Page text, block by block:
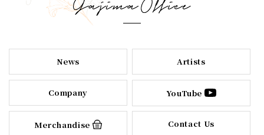
News Artists
Company YouTube
Merchandise Contact Us